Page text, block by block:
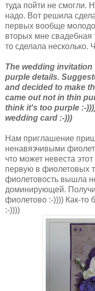
туда пойти не смогли.
надо. Вот решила
первых вообще
вторых мне свадебная
то сделала несколько.
The wedding
purple details.
and decided to make
came out not in thin
think it's too purple :-
wedding card :-)))
Нам приглашение
ненавязчивыми
что может невеста
первую в фиолетовых
фиолетовость вышла
доминирующей.
фиолетово :-)))) Как-то
:-))))